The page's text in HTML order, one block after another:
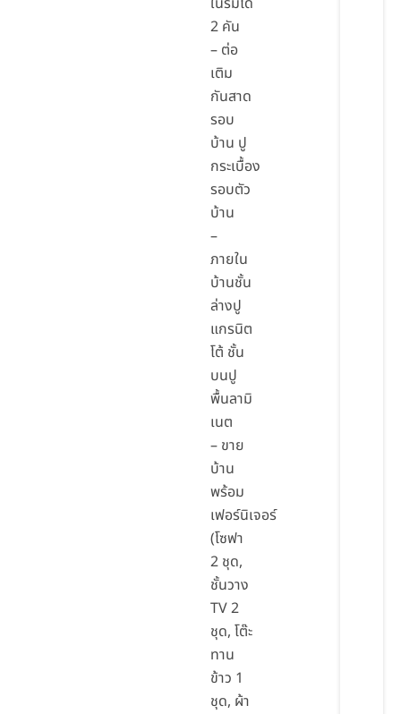
2 คัน
– ต่อ
เติม
กันสาด
รอบ
บ้าน ปู
กระเบื้อง
รอบตัว
บ้าน
–
ภายใน
บ้านชั้น
ล่างปู
แกรนิต
โต้ ชั้น
บนปู
พื้นลามิ
เนต
– ขาย
บ้าน
พร้อม
เฟอร์นิเจอร์
(โซฟา
2 ชุด,
ชั้นวาง
TV 2
ชุด, โต๊ะ
ทาน
ข้าว 1
ชุด, ผ้า